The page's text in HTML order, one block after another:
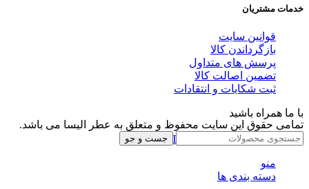
خدمات مشتریان
قوانین سایت
بازگرداندن کالا
پرسش های متداول
تضمین اصالت کالا
ثبت شکایات و انتقادات
با ما همراه باشید
Telegram Whatsapp Instagram
تمامی حقوق این سایت محفوظ و متعلق به عطر الیسا می باشد.
جست و جو
منو
دسته بندی ها